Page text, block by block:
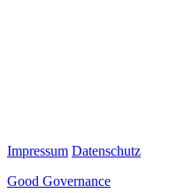
Impressum Datenschutz
Good Governance